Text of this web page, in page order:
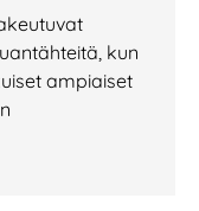
kun
ampiaiset